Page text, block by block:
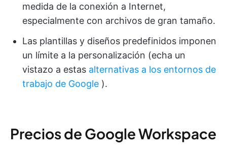
medida de la conexión a Internet,
especialmente con archivos de gran tamaño.
Las plantillas y diseños predefinidos imponen
un límite a la personalización (echa un
vistazo a estas alternativas a los entornos de
trabajo de Google ).
Precios de Google Workspace